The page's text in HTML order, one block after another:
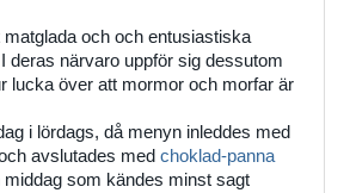
och och entusiastiska
deras närvaro uppför sig dessutom
lucka över att mormor och morfar är
i lördags, då menyn inleddes med
avslutades med choklad-panna
som kändes minst sagt